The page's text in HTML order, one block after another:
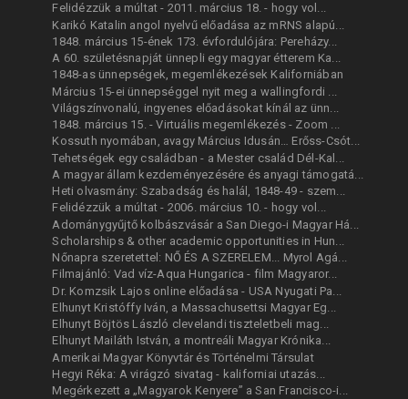
Felidézzük a múltat - 2011. március 18. - hogy vol...
Karikó Katalin angol nyelvű előadása az mRNS alapú...
1848. március 15-ének 173. évfordulójára: Pereházy...
A 60. születésnapját ünnepli egy magyar étterem Ka...
1848-as ünnepségek, megemlékezések Kaliforniában
Március 15-ei ünnepséggel nyit meg a wallingfordi ...
Világszínvonalú, ingyenes előadásokat kínál az ünn...
1848. március 15. - Virtuális megemlékezés - Zoom ...
Kossuth nyomában, avagy Március Idusán… Erőss-Csót...
Tehetségek egy családban - a Mester család Dél-Kal...
A magyar állam kezdeményezésére és anyagi támogatá...
Heti olvasmány: Szabadság és halál, 1848-49 - szem...
Felidézzük a múltat - 2006. március 10. - hogy vol...
Adománygyűjtő kolbászvásár a San Diego-i Magyar Há...
Scholarships & other academic opportunities in Hun...
Nőnapra szeretettel: NŐ ÉS A SZERELEM... Myrol Agá...
Filmajánló: Vad víz-Aqua Hungarica - film Magyaror...
Dr. Komzsik Lajos online előadása - USA Nyugati Pa...
Elhunyt Kristóffy Iván, a Massachusettsi Magyar Eg...
Elhunyt Böjtös László clevelandi tiszteletbeli mag...
Elhunyt Mailáth István, a montreáli Magyar Krónika...
Amerikai Magyar Könyvtár és Történelmi Társulat
Hegyi Réka: A virágzó sivatag - kaliforniai utazás...
Megérkezett a „Magyarok Kenyere” a San Francisco-i...